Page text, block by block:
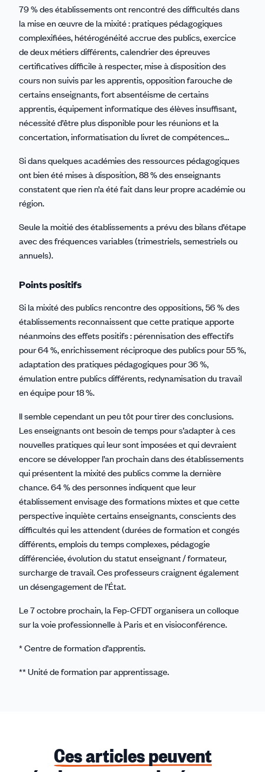
79 % des établissements ont rencontré des difficultés dans
la mise en œuvre de la mixité : pratiques pédagogiques
complexifiées, hétérogénéité accrue des publics, exercice
de deux métiers différents, calendrier des épreuves
certificatives difficile à respecter, mise à disposition des
cours non suivis par les apprentis, opposition farouche de
certains enseignants, fort absentéisme de certains
apprentis, équipement informatique des élèves insuffisant,
nécessité d’être plus disponible pour les réunions et la
concertation, informatisation du livret de compétences…
Si dans quelques académies des ressources pédagogiques
ont bien été mises à disposition, 88 % des enseignants
constatent que rien n’a été fait dans leur propre académie ou
région.
Seule la moitié des établissements a prévu des bilans d’étape
avec des fréquences variables (trimestriels, semestriels ou
annuels).
Points positifs
Si la mixité des publics rencontre des oppositions, 56 % des
établissements reconnaissent que cette pratique apporte
néanmoins des effets positifs : pérennisation des effectifs
pour 64 %, enrichissement réciproque des publics pour 55 %,
adaptation des pratiques pédagogiques pour 36 %,
émulation entre publics différents, redynamisation du travail
en équipe pour 18 %.
Il semble cependant un peu tôt pour tirer des conclusions.
Les enseignants ont besoin de temps pour s’adapter à ces
nouvelles pratiques qui leur sont imposées et qui devraient
encore se développer l’an prochain dans des établissements
qui présentent la mixité des publics comme la dernière
chance. 64 % des personnes indiquent que leur
établissement envisage des formations mixtes et que cette
perspective inquiète certains enseignants, conscients des
difficultés qui les attendent (durées de formation et congés
différents, emplois du temps complexes, pédagogie
différenciée, évolution du statut enseignant / formateur,
surcharge de travail. Ces professeurs craignent également
un désengagement de l’État.
Le 7 octobre prochain, la Fep-CFDT organisera un colloque
sur la voie professionnelle à Paris et en visioconférence.
* Centre de formation d’apprentis.
** Unité de formation par apprentissage.
Ces articles peuvent